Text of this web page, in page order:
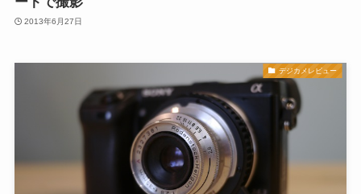
2013年6月27日
デジカメレビュー